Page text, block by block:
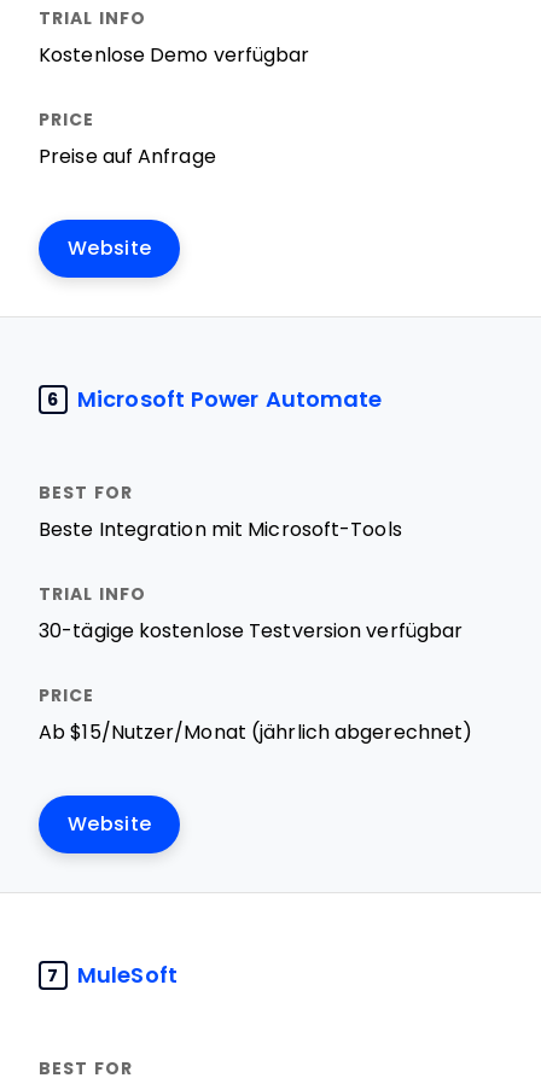
Kostenlose Demo verfügbar
Preise auf Anfrage
Website
6 Microsoft Power Automate
Beste Integration mit Microsoft-Tools
30-tägige kostenlose Testversion verfügbar
Ab $15/Nutzer/Monat (jährlich abgerechnet)
Website
7 MuleSoft